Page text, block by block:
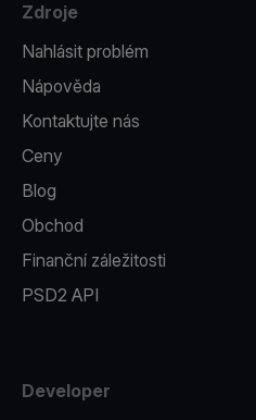
Zdroje
Nahlásit problém
Nápověda
Kontaktujte nás
Ceny
Blog
Obchod
Finanční záležitosti
PSD2 API
Developer